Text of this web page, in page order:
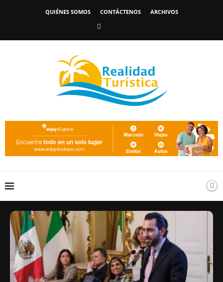
QUIÉNES SOMOS CONTÁCTENOS ARCHIVOS